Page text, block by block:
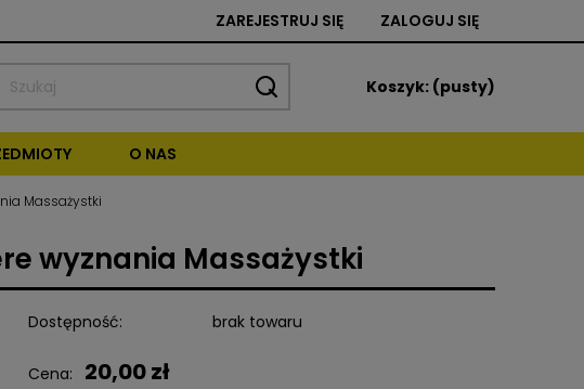
ZAREJESTRUJ SIĘ ZALOGUJ SIĘ
Koszyk: (pusty)
O NAS
Massażystki
wyznania Massażystki
Dostępność: brak towaru
Cena: 20,00 zł